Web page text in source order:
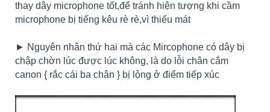
thay dây microphone tốt,để tránh hiện tượng khi cầm
microphone bị tiếng kêu rè rè,vì thiếu mát
► Nguyên nhân thứ hai mà các Mircophone có dây bị
chập chờn lúc được lúc không, là do lỗi chân cắm
canon { rắc cái ba chân } bị lỏng ở điểm tiếp xúc